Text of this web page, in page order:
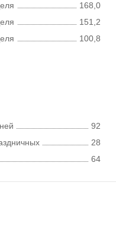
168,0
151,2
100,8
92
28
64